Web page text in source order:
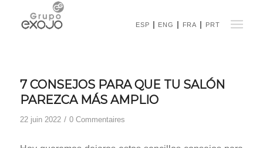
ESP ENG FRA PRT
7 CONSEJOS PARA QUE TU SALÓN
PAREZCA MÁS AMPLIO
22 juin 2022 / 0 Commentaires